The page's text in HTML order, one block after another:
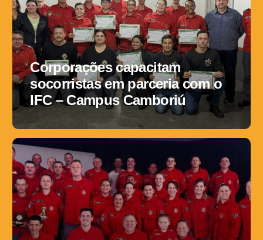
Corporações capacitam
socorristas em parceria com o
IFC – Campus Camboriú